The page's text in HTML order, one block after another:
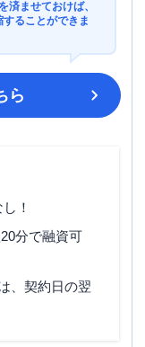
済ませておけば、
ることができま
ら
！
分で融資可
、契約日の翌